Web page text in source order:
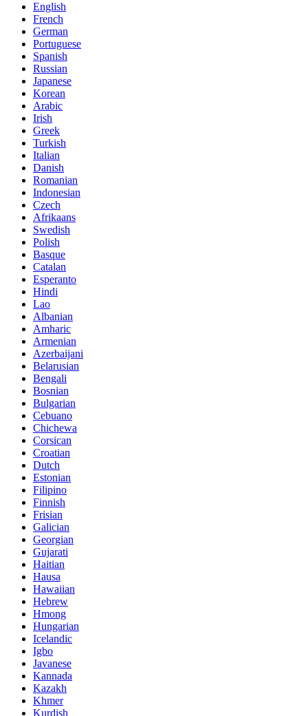
English
French
German
Portuguese
Spanish
Russian
Japanese
Korean
Arabic
Irish
Greek
Turkish
Italian
Danish
Romanian
Indonesian
Czech
Afrikaans
Swedish
Polish
Basque
Catalan
Esperanto
Hindi
Lao
Albanian
Amharic
Armenian
Azerbaijani
Belarusian
Bengali
Bosnian
Bulgarian
Cebuano
Chichewa
Corsican
Croatian
Dutch
Estonian
Filipino
Finnish
Frisian
Galician
Georgian
Gujarati
Haitian
Hausa
Hawaiian
Hebrew
Hmong
Hungarian
Icelandic
Igbo
Javanese
Kannada
Kazakh
Khmer
Kurdish